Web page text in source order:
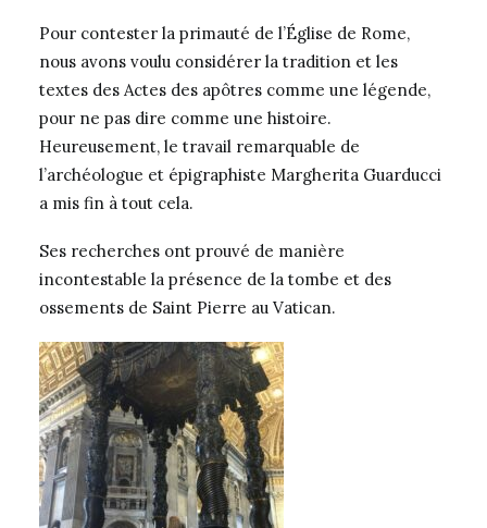
Pour contester la primauté de l’Église de Rome,
nous avons voulu considérer la tradition et les
textes des Actes des apôtres comme une légende,
pour ne pas dire comme une histoire.
Heureusement, le travail remarquable de
l’archéologue et épigraphiste Margherita Guarducci
a mis fin à tout cela.
Ses recherches ont prouvé de manière
incontestable la présence de la tombe et des
ossements de Saint Pierre au Vatican.